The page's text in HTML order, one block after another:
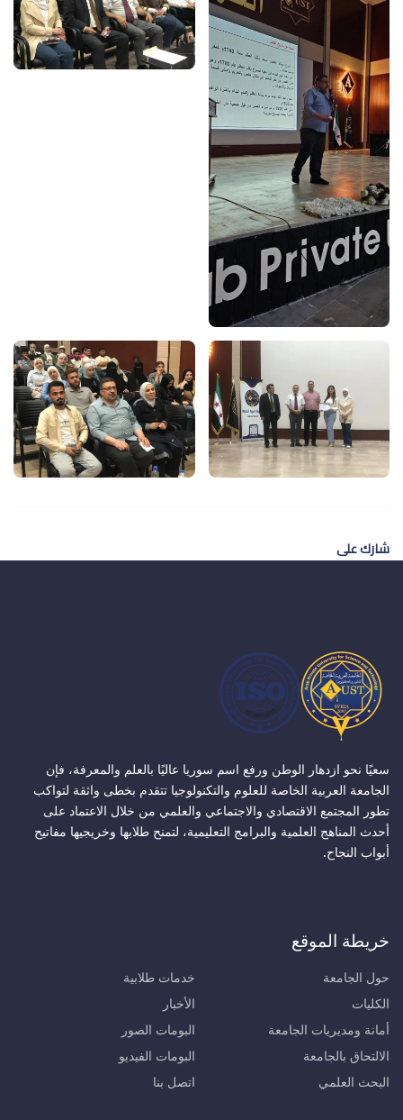
شارك على
سعيًا نحو ازدهار الوطن ورفع اسم سوريا عاليًا بالعلم والمعرفة، فإن
الجامعة العربية الخاصة للعلوم والتكنولوجيا تتقدم بخطى واثقة لتواكب
تطور المجتمع الاقتصادي والاجتماعي والعلمي من خلال الاعتماد على
أحدث المناهج العلمية والبرامج التعليمية، لتمنح طلابها وخريجيها مفاتيح
أبواب النجاح.
خريطة الموقع
حول الجامعة
الكليات
أمانة ومديريات الجامعة
الالتحاق بالجامعة
البحث العلمي
خدمات طلابية
الأخبار
البومات الصور
البومات الفيديو
اتصل بنا